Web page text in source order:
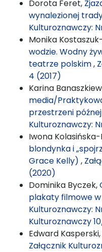
Dorota Feret,
wynalezionej
Kulturoznawczy:
Monika
wodzie. Wodny
teatrze polskim,
4 (2017)
Karina
media/
przestrzeni
Kulturoznawczy:
Iwona
blondynka i
Grace Kelly) ,
(2020)
Dominika Byczek,
plakaty filmowe
Kulturoznawczy:
Kulturoznawczy
Edward Kasperski,
Załącznik